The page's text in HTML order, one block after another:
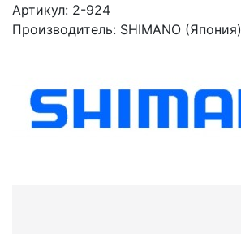
Артикул: 2-924
Производитель: SHIMANO (Япония)